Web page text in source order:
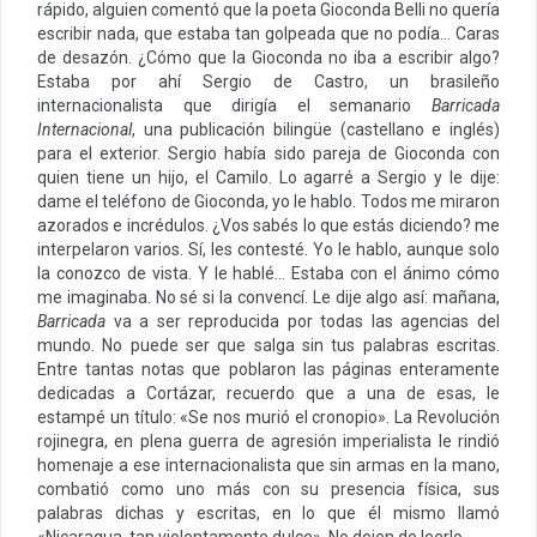
rápido, alguien comentó que la poeta Gioconda Belli no quería
escribir nada, que estaba tan golpeada que no podía… Caras
de desazón. ¿Cómo que la Gioconda no iba a escribir algo?
Estaba por ahí Sergio de Castro, un brasileño
internacionalista que dirigía el semanario Barricada
Internacional, una publicación bilingüe (castellano e inglés)
para el exterior. Sergio había sido pareja de Gioconda con
quien tiene un hijo, el Camilo. Lo agarré a Sergio y le dije:
dame el teléfono de Gioconda, yo le hablo. Todos me miraron
azorados e incrédulos. ¿Vos sabés lo que estás diciendo? me
interpelaron varios. Sí, les contesté. Yo le hablo, aunque solo
la conozco de vista. Y le hablé… Estaba con el ánimo cómo
me imaginaba. No sé si la convencí. Le dije algo así: mañana,
Barricada va a ser reproducida por todas las agencias del
mundo. No puede ser que salga sin tus palabras escritas.
Entre tantas notas que poblaron las páginas enteramente
dedicadas a Cortázar, recuerdo que a una de esas, le
estampé un título: «Se nos murió el cronopio». La Revolución
rojinegra, en plena guerra de agresión imperialista le rindió
homenaje a ese internacionalista que sin armas en la mano,
combatió como uno más con su presencia física, sus
palabras dichas y escritas, en lo que él mismo llamó